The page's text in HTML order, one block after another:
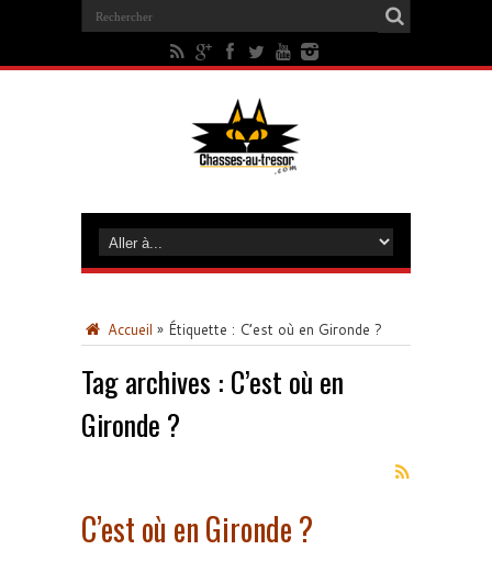
Accueil » Étiquette : C’est où en Gironde ?
Tag archives : C’est où en
Gironde ?
C’est où en Gironde ?